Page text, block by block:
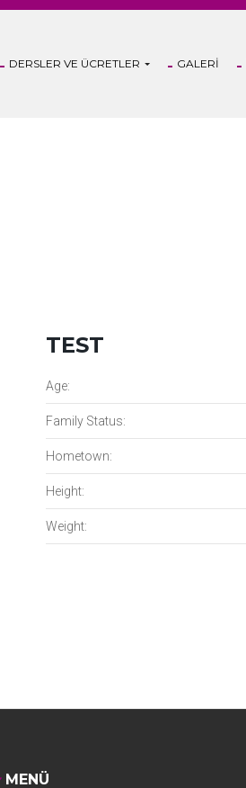
DERSLER VE ÜCRETLER GALERI
TEST
Age:
Family Status:
Hometown:
Height:
Weight:
MENÜ